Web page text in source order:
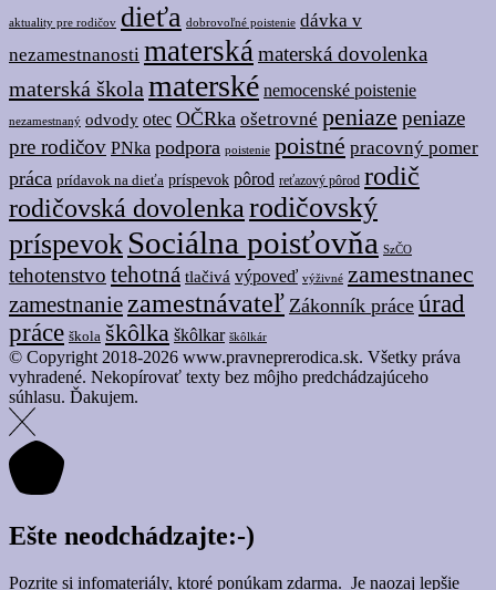
aktuality pre rodičov dieťa dobrovoľné poistenie dávka v
nezamestnanosti materskámaterská dovolenka
materská školamaterské nemocenské poistenie
nezamestnaný odvody otec OČRka ošetrovné peniaze peniaze
pre rodičov PNka podpora poistenie poistné pracovný pomer
práca prídavok na dieťa príspevok pôrod reťazový pôrod rodič
rodičovská dovolenkarodičovský
príspevok Sociálna poisťovňa SzČO
tehotenstvo tehotná tlačivá výpoveď výživné zamestnanec
zamestnaniezamestnávateľ Zákonník práce úrad
práce škola škôlka škôlkar škôlkár
© Copyright 2018-2026 www.pravneprerodica.sk. Všetky práva
vyhradené. Nekopírovať texty bez môjho predchádzajúceho
súhlasu. Ďakujem.
Ešte neodchádzajte:-)
Pozrite si infomateriály, ktoré ponúkam zdarma. Je naozaj lepšie